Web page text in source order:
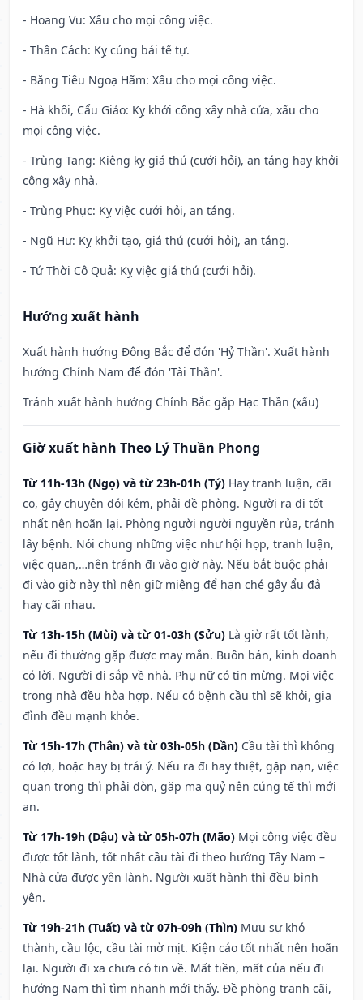
- Hoang Vu: Xấu cho mọi công việc.
- Thần Cách: Kỵ cúng bái tế tự.
- Băng Tiêu Ngoạ Hãm: Xấu cho mọi công việc.
- Hà khôi, Cẩu Giảo: Kỵ khởi công xây nhà cửa, xấu cho
mọi công việc.
- Trùng Tang: Kiêng kỵ giá thú (cưới hỏi), an táng hay khởi
công xây nhà.
- Trùng Phục: Kỵ việc cưới hỏi, an táng.
- Ngũ Hư: Kỵ khởi tạo, giá thú (cưới hỏi), an táng.
- Tứ Thời Cô Quả: Kỵ việc giá thú (cưới hỏi).
Hướng xuất hành
Xuất hành hướng Đông Bắc để đón 'Hỷ Thần'. Xuất hành
hướng Chính Nam để đón 'Tài Thần'.
Tránh xuất hành hướng Chính Bắc gặp Hạc Thần (xấu)
Giờ xuất hành Theo Lý Thuần Phong
Từ 11h-13h (Ngọ) và từ 23h-01h (Tý) Hay tranh luận, cãi
cọ, gây chuyện đói kém, phải đề phòng. Người ra đi tốt
nhất nên hoãn lại. Phòng người người nguyền rủa, tránh
lây bệnh. Nói chung những việc như hội họp, tranh luận,
việc quan,…nên tránh đi vào giờ này. Nếu bắt buộc phải
đi vào giờ này thì nên giữ miệng để hạn ché gây ẩu đả
hay cãi nhau.
Từ 13h-15h (Mùi) và từ 01-03h (Sửu) Là giờ rất tốt lành,
nếu đi thường gặp được may mắn. Buôn bán, kinh doanh
có lời. Người đi sắp về nhà. Phụ nữ có tin mừng. Mọi việc
trong nhà đều hòa hợp. Nếu có bệnh cầu thì sẽ khỏi, gia
đình đều mạnh khỏe.
Từ 15h-17h (Thân) và từ 03h-05h (Dần) Cầu tài thì không
có lợi, hoặc hay bị trái ý. Nếu ra đi hay thiệt, gặp nạn, việc
quan trọng thì phải đòn, gặp ma quỷ nên cúng tế thì mới
an.
Từ 17h-19h (Dậu) và từ 05h-07h (Mão) Mọi công việc đều
được tốt lành, tốt nhất cầu tài đi theo hướng Tây Nam –
Nhà cửa được yên lành. Người xuất hành thì đều bình
yên.
Từ 19h-21h (Tuất) và từ 07h-09h (Thìn) Mưu sự khó
thành, cầu lộc, cầu tài mờ mịt. Kiện cáo tốt nhất nên hoãn
lại. Người đi xa chưa có tin về. Mất tiền, mất của nếu đi
hướng Nam thì tìm nhanh mới thấy. Đề phòng tranh cãi,